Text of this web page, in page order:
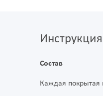
Состав
Каждая покрытая